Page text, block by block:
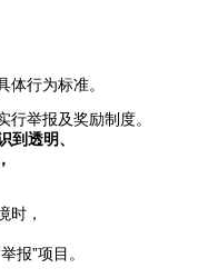
行为标准。
举报及奖励制度。
到透明、
时，
报”项目。